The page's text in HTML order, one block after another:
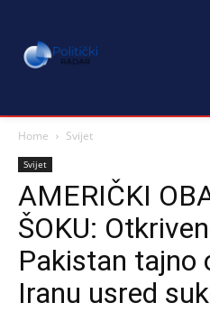
Home Svijet
Svijet
AMERIČKI
ŠOKU:
Pakistan tajno
Iranu usred